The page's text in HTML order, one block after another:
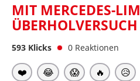
MIT MERCEDES-
593 Klicks 0 Reaktionen
❤️ 😂 😱 🔥 😥